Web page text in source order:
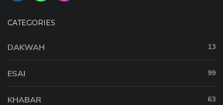
CATEGORIES
DAKWAH 13
ESAI 99
KHABAR 63